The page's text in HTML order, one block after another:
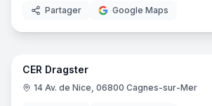
Partager Google Maps
CER Dragster
14 Av. de Nice, 06800 Cagnes-sur-Mer